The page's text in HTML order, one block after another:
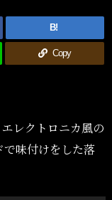
B!
Copy
レクトロニカ風の
で味付けをした落